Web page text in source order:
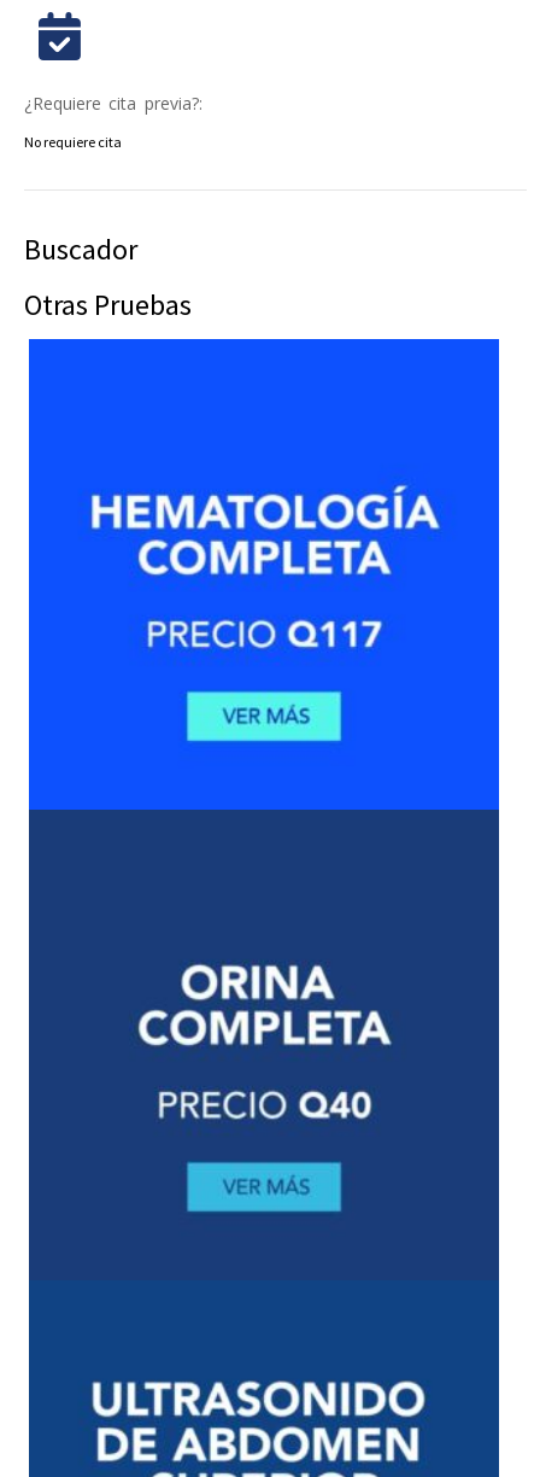
¿Requiere cita previa?:
No requiere cita
Buscador
Otras Pruebas